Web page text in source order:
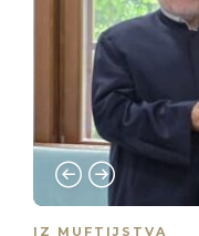
IZ MUFTIJSTVA